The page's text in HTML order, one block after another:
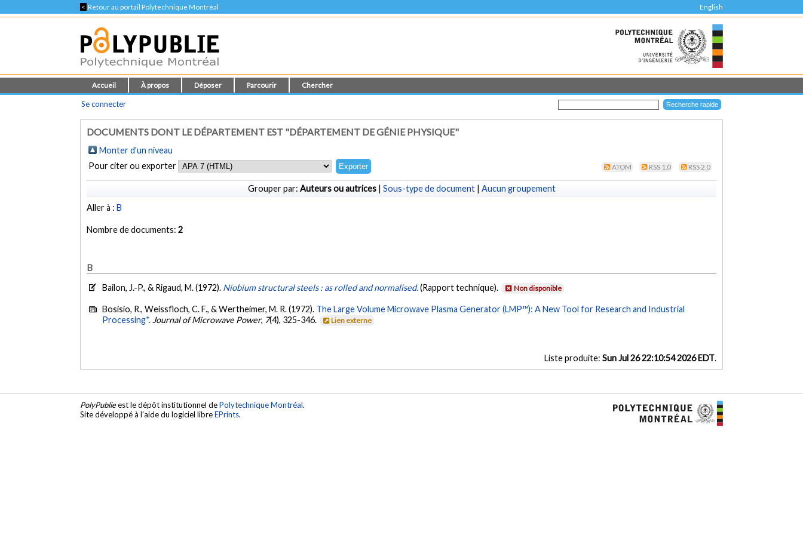
< Retour au portail Polytechnique Montréal English
Accueil À propos Déposer Parcourir Chercher
Se connecter
DOCUMENTS DONT LE DÉPARTEMENT EST "DÉPARTEMENT DE GÉNIE PHYSIQUE"
Monter d'un niveau
Pour citer ou exporter
ATOM RSS 1.0 RSS 2.0
Grouper par: Auteurs ou autrices| Sous-type de document| Aucun groupement
Aller à :B
Nombre de documents:2
B
Bailon, J.-P., & Rigaud, M. (1972). Niobium structural steels : as rolled and normalised.(Rapport technique). Non disponible
Bosisio, R., Weissfloch, C. F., & Wertheimer, M. R. (1972). The Large Volume Microwave Plasma Generator (LMP™): A New Tool for Research and Industrial
Processing*. Journal of Microwave Power, 7(4), 325-346. Lien externe
Liste produite: Sun Jul 26 22:10:54 2026 EDT.
PolyPublieest le dépôt institutionnel dePolytechnique Montréal.
Site développé à l'aide du logiciel libreEPrints.